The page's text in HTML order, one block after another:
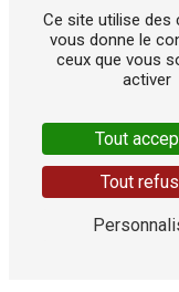
28 rue
Ce site utilise des
vous donne le
ceux que vous
activer
Tout
Tout